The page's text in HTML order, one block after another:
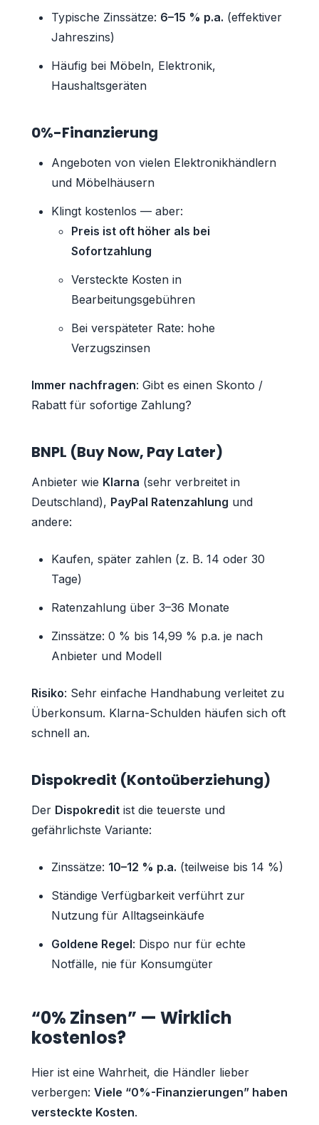
Typische Zinssätze: 6–15 % p.a. (effektiver
Jahreszins)
Häufig bei Möbeln, Elektronik,
Haushaltsgeräten
0%-Finanzierung
Angeboten von vielen Elektronikhändlern
und Möbelhäusern
Klingt kostenlos — aber:
Preis ist oft höher als bei
Sofortzahlung
Versteckte Kosten in
Bearbeitungsgebühren
Bei verspäteter Rate: hohe
Verzugszinsen
Immer nachfragen: Gibt es einen Skonto /
Rabatt für sofortige Zahlung?
BNPL (Buy Now, Pay Later)
Anbieter wie Klarna (sehr verbreitet in
Deutschland), PayPal Ratenzahlung und
andere:
Kaufen, später zahlen (z. B. 14 oder 30
Tage)
Ratenzahlung über 3–36 Monate
Zinssätze: 0 % bis 14,99 % p.a. je nach
Anbieter und Modell
Risiko: Sehr einfache Handhabung verleitet zu
Überkonsum. Klarna-Schulden häufen sich oft
schnell an.
Dispokredit (Kontoüberziehung)
Der Dispokredit ist die teuerste und
gefährlichste Variante:
Zinssätze: 10–12 % p.a. (teilweise bis 14 %)
Ständige Verfügbarkeit verführt zur
Nutzung für Alltagseinkäufe
Goldene Regel: Dispo nur für echte
Notfälle, nie für Konsumgüter
“0% Zinsen” — Wirklich
kostenlos?
Hier ist eine Wahrheit, die Händler lieber
verbergen: Viele “0%-Finanzierungen” haben
versteckte Kosten.